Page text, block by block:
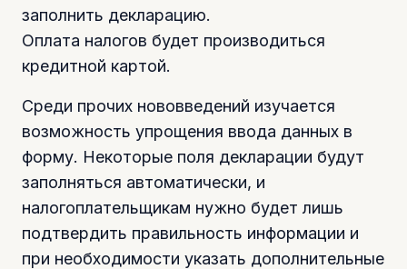
заполнить декларацию.
Оплата налогов будет производиться
кредитной картой.
Среди прочих нововведений изучается
возможность упрощения ввода данных в
форму. Некоторые поля декларации будут
заполняться автоматически, и
налогоплательщикам нужно будет лишь
подтвердить правильность информации и
при необходимости указать дополнительные